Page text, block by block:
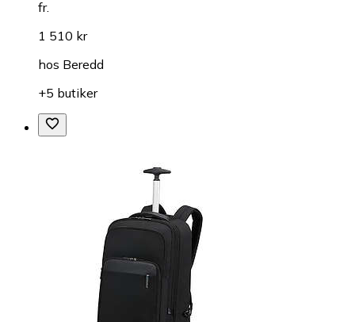
fr.
1 510 kr
hos Beredd
+5 butiker